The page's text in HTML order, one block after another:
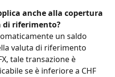
anche alla copertura
riferimento?
un saldo
valuta di riferimento
tale transazione è
se è inferiore a CHF